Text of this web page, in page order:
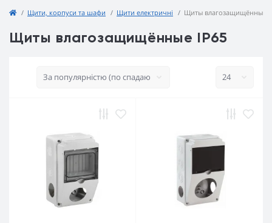
Щити, корпуси та шафи Щити електричні Щиты влагозащищённые
Щиты влагозащищённые IP65